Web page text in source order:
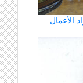
الأعمال